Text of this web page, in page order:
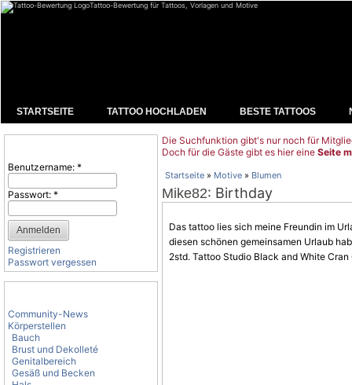
Tattoo-Bewertung für Tattoos, Vorlagen und Motive
STARTSEITE TATTOO HOCHLADEN BESTE TATTOOS
Benutzername: *
Passwort: *
Registrieren
Passwort vergessen
Community-News
Körperstellen
Bauch
Brust und Dekolleté
Genitalbereich
Gesäß und Becken
Die Suchfunktion gibt's nur noch für
Doch für die Gäste gibt es hier eine Seite
Startseite » Motive » Blumen
Mike82: Birthday
Das tattoo lies sich meine Freundin im
diesen schönen gemeinsamen Urlaub
2std. Tattoo Studio Black and White Cran